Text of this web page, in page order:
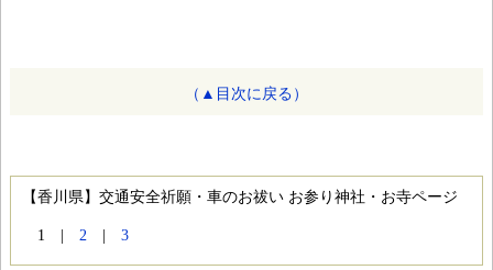
（▲目次に戻る）
【香川県】交通安全祈願・車のお祓い お参り神社・お寺ページ
1 | 2 | 3